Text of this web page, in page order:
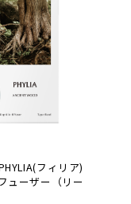
フィリア)
ューザー（リー